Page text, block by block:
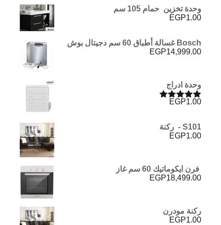
وحدة تخزين حمام 105 سم
EGP1.00
Bosch غسالة أطباق 60 سم دجيتال بوش
EGP14,999.00
وحدة ادراج
تم التقييم
EGP1.00
S101 - ركنة
EGP1.00
فرن ايكوماتيك 60 سم غاز
EGP18,499.00
ركنة مودرن
EGP1.00